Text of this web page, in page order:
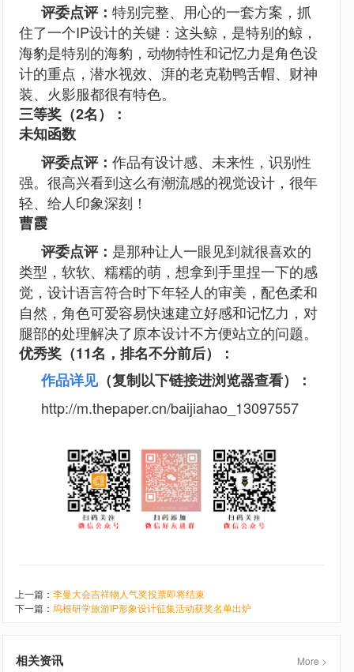
评委点评： 特别完整、用心的一套方案，抓
住了一个IP设计的关键：这头鲸，是特别的鲸，
海豹是特别的海豹，动物特性和记忆力是角色设
计的重点，潜水视效、湃的老克勒鸭舌帽、财神
装、火影服都很有特色。
三等奖（2名）：
未知函数
评委点评： 作品有设计感、未来性，识别性
强。很高兴看到这么有潮流感的视觉设计，很年
轻、给人印象深刻！
曹霞
评委点评： 是那种让人一眼见到就很喜欢的
类型，软软、糯糯的萌，想拿到手里捏一下的感
觉，设计语言符合时下年轻人的审美，配色柔和
自然，角色可爱容易快速建立好感和记忆力，对
腿部的处理解决了原本设计不方便站立的问题。
优秀奖（11名，排名不分前后）：
作品详见 （复制以下链接进浏览器查看） ：
http://m.thepaper.cn/baijiahao_13097557
上一篇： 李曼大会吉祥物人气奖投票即将结束
下一篇： 坞根研学旅游IP形象设计征集活动获奖名单出炉
相关资讯 More >